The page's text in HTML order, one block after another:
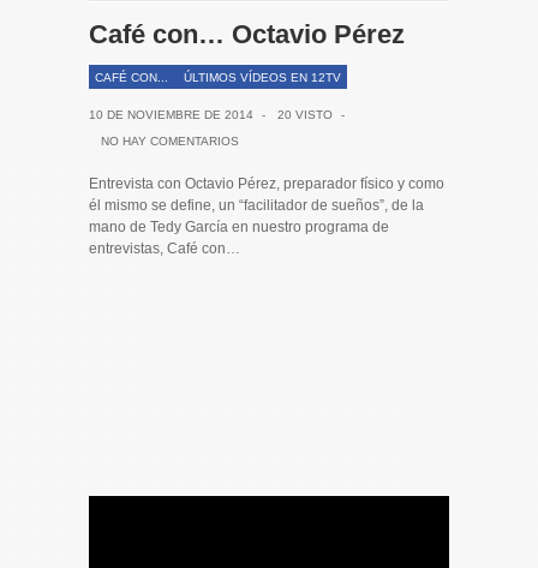
Café con… Octavio Pérez
CAFÉ CON... ÚLTIMOS VÍDEOS EN 12TV
10 DE NOVIEMBRE DE 2014 - 20 VISTO
-
NO HAY COMENTARIOS
Entrevista con Octavio Pérez, preparador físico y como
él mismo se define, un “facilitador de sueños”, de la
mano de Tedy García en nuestro programa de
entrevistas, Café con…